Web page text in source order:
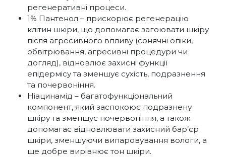
регенеративні процеси.
1% Пантенол – прискорює регенерацію
клітин шкіри, що допомагає загоювати шкіру
після агресивного впливу (сонячні опіки,
обвітрювання, агресивні процедури чи
догляд), відновлює захисні функції
епідермісу та зменшує сухість, подразнення
та почервоніння.
Ніацинамід – багатофункціональний
компонент, який заспокоює подразнену
шкіру та зменшує почервоніння, а також
допомагає відновлювати захисний бар’єр
шкіри, зменшуючи випаровування вологи, а
ще добре вирівнює тон шкіри.